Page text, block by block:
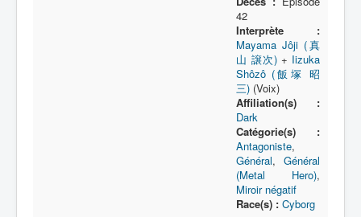
42
Interprète :
Mayama Jôji (真
山 譲次)+ Iizuka
Shôzô (飯塚 昭
三)(Voix)
Affiliation(s) :
Dark
Catégorie(s) :
Antagoniste,
Général, Général
(Metal Hero),
Miroir négatif
Race(s) : Cyborg